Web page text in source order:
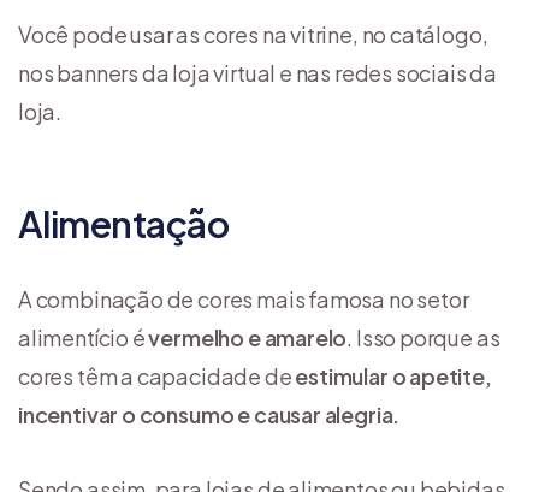
Você pode usar as cores na vitrine, no catálogo,
nos banners da loja virtual e nas redes sociais da
loja.
Alimentação
A combinação de cores mais famosa no setor
alimentício évermelho e amarelo. Isso porque as
cores têm a capacidade deestimular o apetite,
incentivar o consumo e causar alegria.